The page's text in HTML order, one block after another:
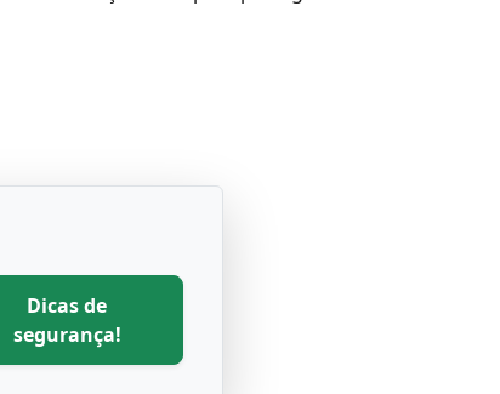
Dicas de
segurança!